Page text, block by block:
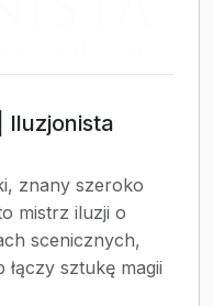
Iluzjonista
znany szeroko
mistrz iluzji o
scenicznych,
sztukę magii